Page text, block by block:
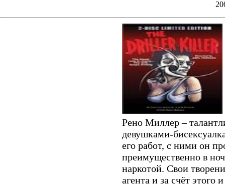
Рено Миллер –
девушками-
его работ, с ними он
преимущественно в
наркотой. Свои
агента и за счёт этого